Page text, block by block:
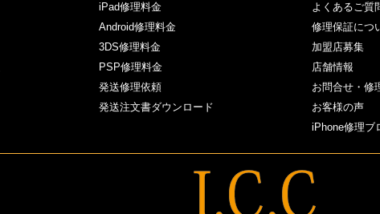
iPad修理料金
Android修理料金
3DS修理料金
PSP修理料金
発送修理依頼
発送注文書ダウンロード
よくあるご質
修理保証につ
加盟店募集
店舗情報
お問合せ・修
お客様の声
iPhone修理ブ